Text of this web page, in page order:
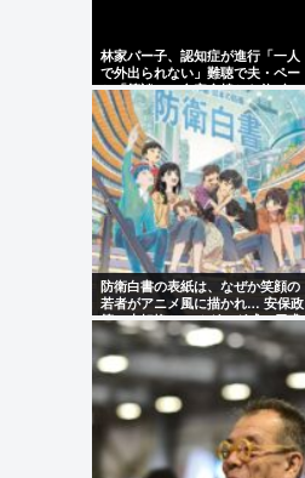
林家パー子、認知症が進行「一人
で外出られない」難聴で夫・ペー
と「筆談」…自宅全焼から約1年
防衛白書の表紙は、なぜか笑顔の
若者がアニメ風に描かれ… 安保政
策の大転換とのチグハグ感に戸惑
いの声